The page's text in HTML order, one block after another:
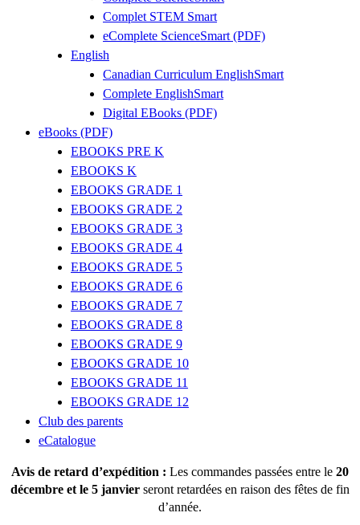
Complet STEM Smart
eComplete ScienceSmart (PDF)
English
Canadian Curriculum EnglishSmart
Complete EnglishSmart
Digital EBooks (PDF)
eBooks (PDF)
EBOOKS PRE K
EBOOKS K
EBOOKS GRADE 1
EBOOKS GRADE 2
EBOOKS GRADE 3
EBOOKS GRADE 4
EBOOKS GRADE 5
EBOOKS GRADE 6
EBOOKS GRADE 7
EBOOKS GRADE 8
EBOOKS GRADE 9
EBOOKS GRADE 10
EBOOKS GRADE 11
EBOOKS GRADE 12
Club des parents
eCatalogue
Avis de retard d’expédition : Les commandes passées entre le 20
décembre et le 5 janvier seront retardées en raison des fêtes de fin
d’année.